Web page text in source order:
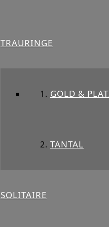
TRAURINGE
GOLD &
TANTAL
SOLITAIRE